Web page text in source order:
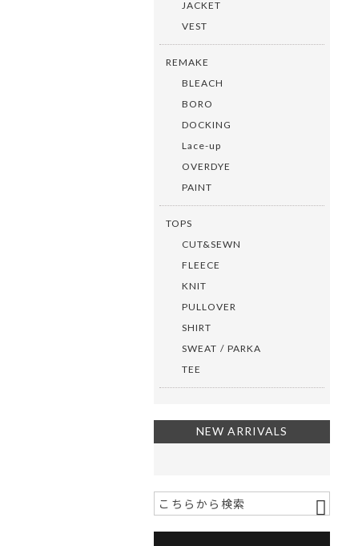
JACKET
VEST
REMAKE
BLEACH
BORO
DOCKING
Lace-up
OVERDYE
PAINT
TOPS
CUT&SEWN
FLEECE
KNIT
PULLOVER
SHIRT
SWEAT / PARKA
TEE
NEW ARRIVALS